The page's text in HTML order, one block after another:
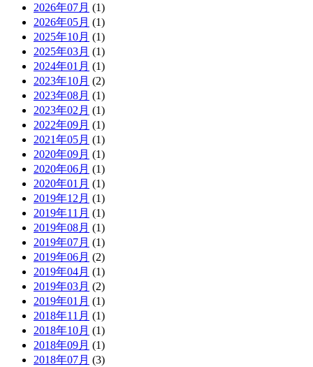
2026年07月 (1)
2026年05月 (1)
2025年10月 (1)
2025年03月 (1)
2024年01月 (1)
2023年10月 (2)
2023年08月 (1)
2023年02月 (1)
2022年09月 (1)
2021年05月 (1)
2020年09月 (1)
2020年06月 (1)
2020年01月 (1)
2019年12月 (1)
2019年11月 (1)
2019年08月 (1)
2019年07月 (1)
2019年06月 (2)
2019年04月 (1)
2019年03月 (2)
2019年01月 (1)
2018年11月 (1)
2018年10月 (1)
2018年09月 (1)
2018年07月 (3)